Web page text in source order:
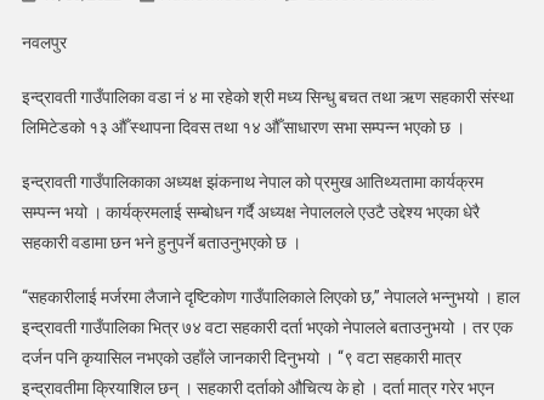
तथा
ऋण
साधारण
सभा
नवलपुर
इन्द्रावती गाउँपालिका वडा नं ४ मा रहेको श्री मध्य सिन्धु बचत तथा ऋण सहकारी संस्था
लिमिटेडको १३ औँ स्थापना दिवस तथा १४ औँ साधारण सभा सम्पन्न भएको छ ।
इन्द्रावती गाउँपालिकाका अध्यक्ष झंकनाथ नेपाल को प्रमुख आतिथ्यतामा कार्यक्रम
सम्पन्न भयो । कार्यक्रमलाई सम्बोधन गर्दै अध्यक्ष नेपाललले एउटै उद्देश्य भएका धेरै
सहकारी वडामा छन भने हुनुपर्ने बताउनुभएको छ ।
“सहकारीलाई मर्जरमा लैजाने दृष्टिकोण गाउँपालिकाले लिएको छ,” नेपालले भन्नुभयो । हाल
इन्द्रावती गाउँपालिका भित्र ७४ वटा सहकारी दर्ता भएको नेपालले बताउनुभयो । तर एक
दर्जन पनि कृयासिल नभएको उहाँले जानकारी दिनुभयो । “९ वटा सहकारी मात्र
इन्द्रावतीमा क्रियाशिल छन् । सहकारी दर्ताको औचित्य के हो । दर्ता मात्र गरेर भएन